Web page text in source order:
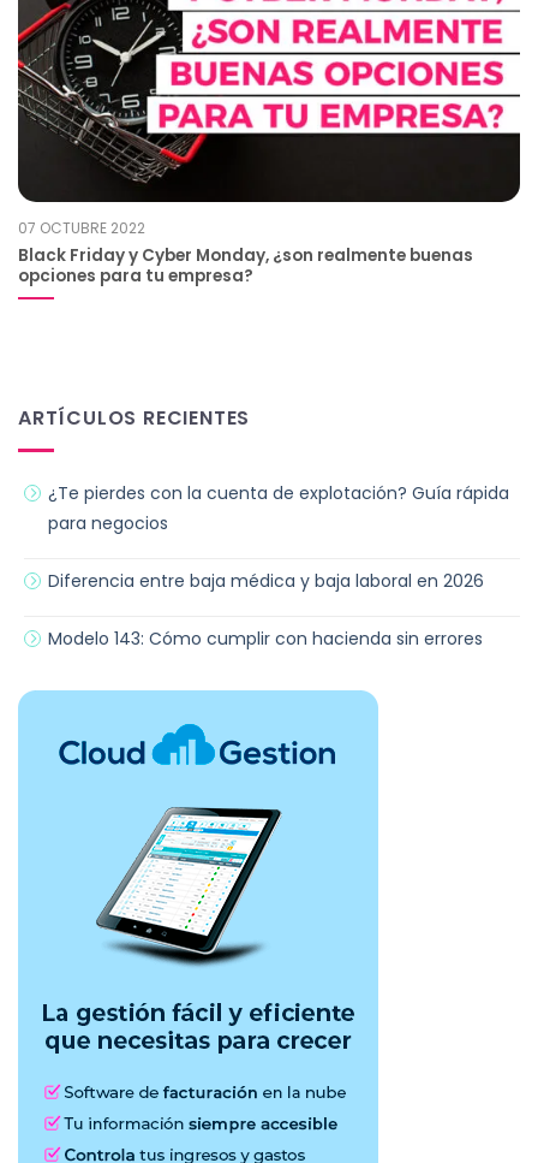
07 OCTUBRE 2022
Black Friday y Cyber Monday, ¿son realmente buenas
opciones para tu empresa?
ARTÍCULOS RECIENTES
¿Te pierdes con la cuenta de explotación? Guía rápida
para negocios
Diferencia entre baja médica y baja laboral en 2026
Modelo 143: Cómo cumplir con hacienda sin errores